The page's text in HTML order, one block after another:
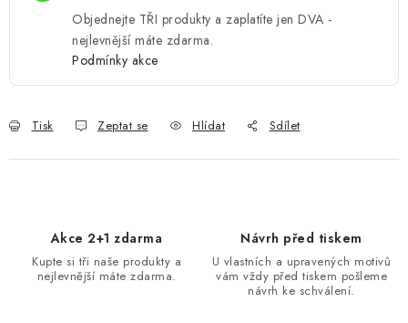
Objednejte TŘI produkty a zaplatíte jen DVA -
nejlevnější máte zdarma.
Podmínky akce
Tisk Zeptat se Hlídat Sdílet
Akce 2+1 zdarma
Kupte si tři naše produkty a
nejlevnější máte zdarma.
Návrh před tiskem
U vlastních a upravených motivů
vám vždy před tiskem pošleme
návrh ke schválení.